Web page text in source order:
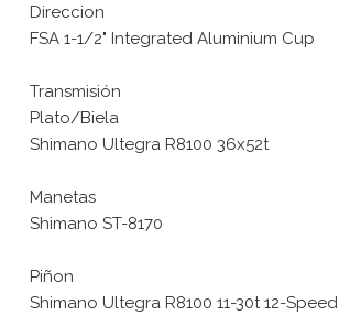
Direccion
FSA 1-1/2" Integrated Aluminium Cup
Transmisión
Plato/Biela
Shimano Ultegra R8100 36x52t
Manetas
Shimano ST-8170
Piñon
Shimano Ultegra R8100 11-30t 12-Speed